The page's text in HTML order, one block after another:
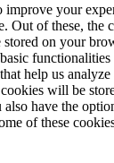
improve your
Out of these, the
stored on your
help us
will be
have the
of these